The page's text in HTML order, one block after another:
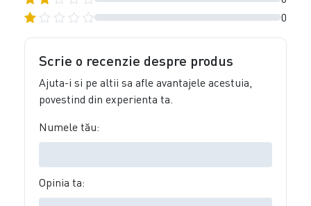
0
Scrie o recenzie despre produs
Ajuta-i si pe altii sa afle avantajele acestuia,
povestind din experienta ta.
Numele tău:
Opinia ta: